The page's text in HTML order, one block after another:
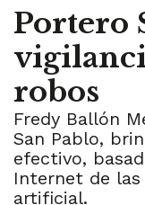
Portero
robos
Fredy Ballón
San Pablo,
efectivo,
Internet de
artificial.